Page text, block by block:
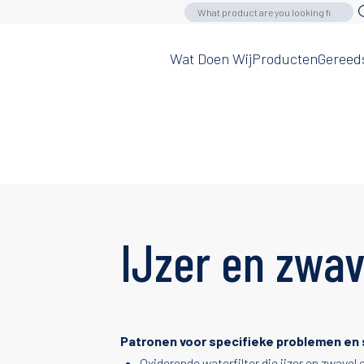
Wat Doen WijProducten
IJzer en
Patronen voor specifieke problemen